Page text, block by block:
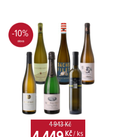
-10%
4 943 Kč
Kč / ks